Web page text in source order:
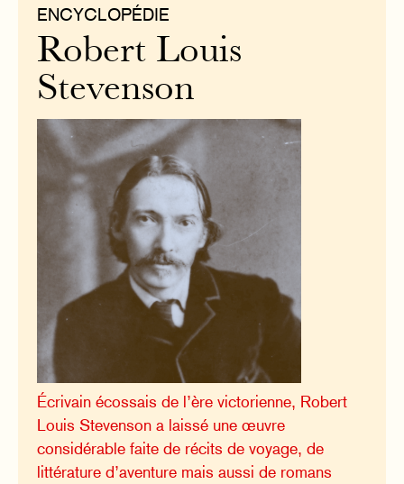
ENCYCLOPÉDIE
Robert Louis
Stevenson
Écrivain écossais de l’ère victorienne, Robert
Louis Stevenson a laissé une œuvre
considérable faite de récits de voyage, de
littérature d’aventure mais aussi de romans